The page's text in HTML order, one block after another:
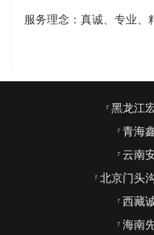
服务理念：真诚、专业、
黑龙江
青海
云南
北京门头
西藏
海南